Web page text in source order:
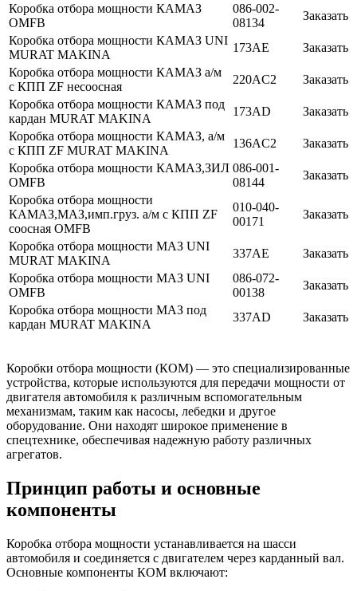
Коробка отбора мощности КАМАЗ
OMFB
086-002-
08134
Заказать
Коробка отбора мощности КАМАЗ UNI
MURAT MAKINA
173AE
Заказать
Коробка отбора мощности КАМАЗ а/м
c КПП ZF несоосная
220AC2
Заказать
Коробка отбора мощности КАМАЗ под
кардан MURAT MAKINA
173AD
Заказать
Коробка отбора мощности КАМАЗ, а/м
c КПП ZF MURAT MAKINA
136AC2
Заказать
Коробка отбора мощности КАМАЗ,ЗИЛ
OMFB
086-001-
08144
Заказать
Коробка отбора мощности
КАМАЗ,МАЗ,имп.груз. а/м c КПП ZF
соосная OMFB
010-040-
00171
Заказать
Коробка отбора мощности МАЗ UNI
MURAT MAKINA
337AE
Заказать
Коробка отбора мощности МАЗ UNI
OMFB
086-072-
00138
Заказать
Коробка отбора мощности МАЗ под
кардан MURAT MAKINA
337AD Заказать
Коробки отбора мощности (КОМ) — это специализированные
устройства, которые используются для передачи мощности от
двигателя автомобиля к различным вспомогательным
механизмам, таким как насосы, лебедки и другое
оборудование. Они находят широкое применение в
спецтехнике, обеспечивая надежную работу различных
агрегатов.
Принцип работы и основные
компоненты
Коробка отбора мощности устанавливается на шасси
автомобиля и соединяется с двигателем через карданный вал.
Основные компоненты КОМ включают: